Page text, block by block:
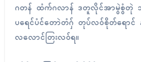
ဂတန် ထံက်ဂလာန် ဒတူလိုၚ်အာမွဲစွံတုဲ
ပရေၚ်ပံၚ်တောဲတံဂှ် တုပ်လဝ်စိုတ်ရော
လလောၚ်တြးလဝ်ရ။